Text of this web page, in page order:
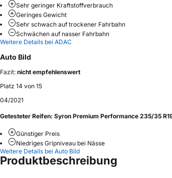
Sehr geringer Kraftstoffverbrauch
Geringes Gewicht
Sehr schwach auf trockener Fahrbahn
Schwächen auf nasser Fahrbahn
Weitere Details bei ADAC
Auto Bild
Fazit: nicht empfehlenswert
Platz 14 von 15
04/2021
Getesteter Reifen: Syron Premium Performance 235/35
Günstiger Preis
Niedriges Gripniveau bei Nässe
Weitere Details bei Auto Bild
Produktbeschreibung